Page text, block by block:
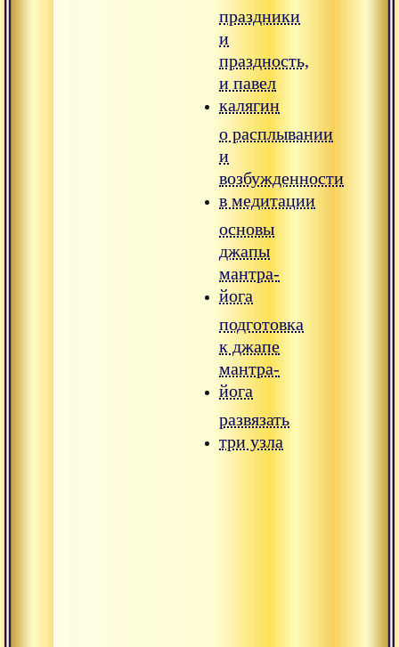
праздники
и
праздность,
и павел
калягин
о расплывании
и
возбужденности
в медитации
основы
джапы
мантра-
йога
подготовка
к джапе
мантра-
йога
развязать
три узла